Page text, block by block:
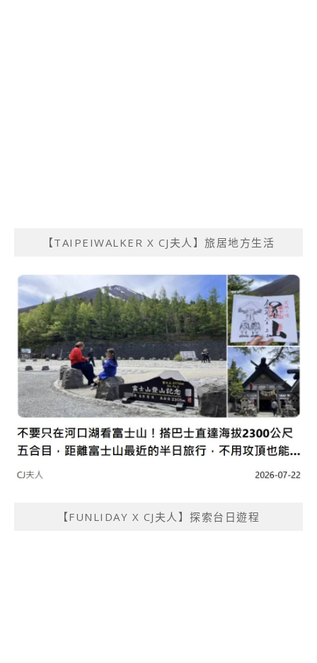
【TAIPEIWALKER X CJ夫人】旅居地方生活
【FUNLIDAY X CJ夫人】探索台日遊程